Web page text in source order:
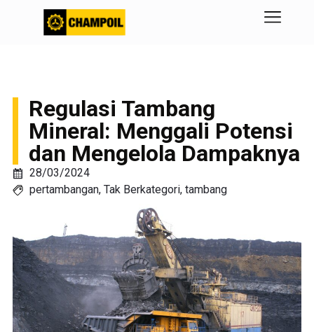
Regulasi Tambang
Mineral: Menggali Potensi
dan Mengelola Dampaknya
28/03/2024
pertambangan, Tak Berkategori, tambang